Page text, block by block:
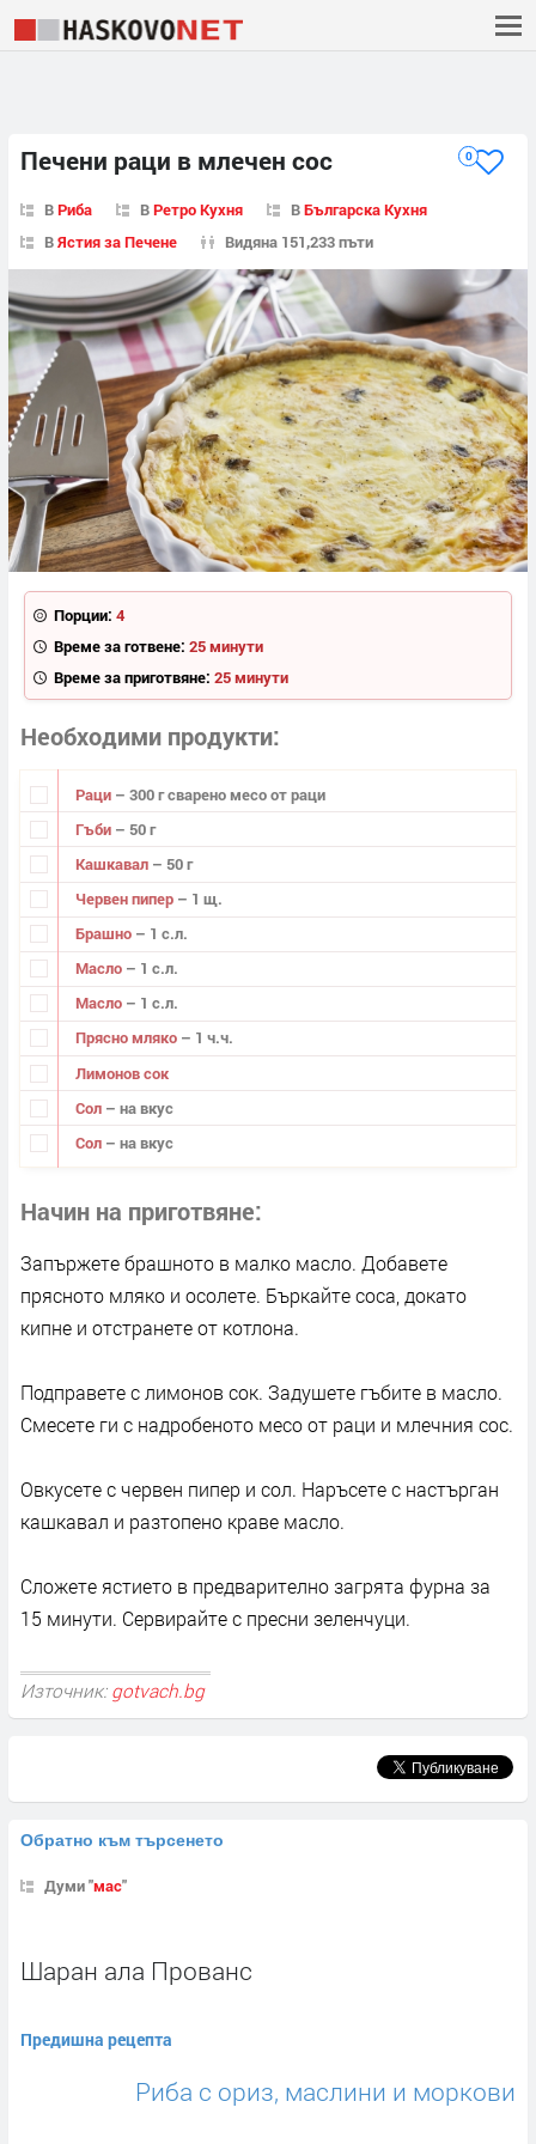
Печени раци в млечен сос 0
ВРиба ВРетро Кухня ВБългарска Кухня
ВЯстия за Печене Видяна 151,233 пъти
Порции: 4
Време за готвене: 25 минути
Време за приготвяне: 25 минути
Необходими продукти
Раци – 300 г сварено месо от раци
Гъби – 50 г
Кашкавал – 50 г
Червен пипер – 1 щ.
Брашно – 1 с.л.
Масло – 1 с.л.
Масло – 1 с.л.
Прясно мляко – 1 ч.ч.
Лимонов сок
Сол – на вкус
Сол – на вкус
Начин на приготвяне
Запържете брашното в малко масло. Добавете
прясното мляко и осолете. Бъркайте соса, докато
кипне и отстранете от котлона.
Подправете с лимонов сок. Задушете гъбите в масло.
Смесете ги с надробеното месо от раци и млечния сос.
Овкусете с червен пипер и сол. Наръсете с настърган
кашкавал и разтопено краве масло.
Сложете ястието в предварително загрята фурна за
15 минути. Сервирайте с пресни зеленчуци.
Източник: gotvach.bg
Обратно към търсенето
Думи "мас"
Шаран ала Прованс
Предишна рецепта
Риба с ориз, маслини и моркови